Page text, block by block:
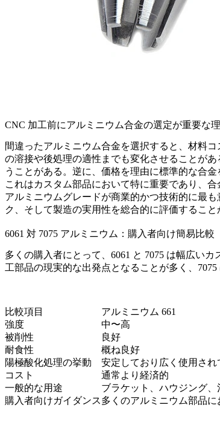
CNC 加工前にアルミニウム合金の選定が重要な
間違ったアルミニウム合金を選択すると、材料
の溶接や後処理の適性までも変化させることが
うことがある。逆に、価格を理由に標準的な合
これはカスタム部品において特に重要であり、
アルミニウムグレードが商業的かつ技術的に最
ク、そして製造の実用性を総合的に評価すること
6061 対 7075 アルミニウム：購入者向け簡易比較
多くの購入者にとって、6061 と 7075 は幅広い
工部品の現実的な出発点となることが多く、
比較項目 アルミニウム 661
強度
中〜高
被削性
良好
耐食性
概ね良好
陽極酸化処理の挙動
安定しており広く使用され
コスト
通常より経済的
一般的な用途
ブラケット、ハウジング
購入者向けガイダンス多くのアルミニウム部品